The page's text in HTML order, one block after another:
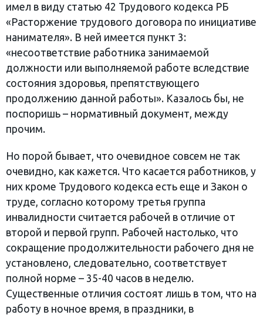
имел в виду статью 42 Трудового кодекса РБ
«Расторжение трудового договора по инициативе
нанимателя». В ней имеется пункт 3:
«несоответствие работника занимаемой
должности или выполняемой работе вследствие
состояния здоровья, препятствующего
продолжению данной работы». Казалось бы, не
поспоришь – нормативный документ, между
прочим.
Но порой бывает, что очевидное совсем не так
очевидно, как кажется. Что касается работников, у
них кроме Трудового кодекса есть еще и Закон о
труде, согласно которому третья группа
инвалидности считается рабочей в отличие от
второй и первой групп. Рабочей настолько, что
сокращение продолжительности рабочего дня не
установлено, следовательно, соответствует
полной норме – 35-40 часов в неделю.
Существенные отличия состоят лишь в том, что на
работу в ночное время, в праздники, в